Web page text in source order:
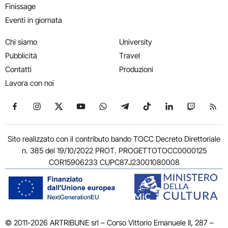
Finissage
Eventi in giornata
Chi siamo
Pubblicità
Contatti
Lavora con noi
University
Travel
Produzioni
Seguici su Facebook
Seguici su Instagram
Seguici su X
Seguici su YouTube
Seguici su WhatsApp
Seguici su Telegram
Seguici su TikTok
Seguici su
Seguici
Sito realizzato con il contributo bando TOCC Decreto Direttoriale
n. 385 del 19/10/2022 PROT. PROGETTOTOCC0000125
COR15906233 CUPC87J23001080008
© 2011-2026 ARTRIBUNE srl – Corso Vittorio Emanuele II, 287 –